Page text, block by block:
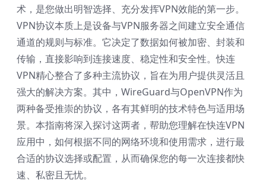
术，是您做出明智选择、充分发挥VPN效能的第一步。
VPN协议本质上是设备与VPN服务器之间建立安全通信
通道的规则与标准。它决定了数据如何被加密、封装和
传输，直接影响到连接速度、稳定性和安全性。快连
VPN精心整合了多种主流协议，旨在为用户提供灵活且
强大的解决方案。其中，WireGuard与OpenVPN作为
两种备受推崇的协议，各有其鲜明的技术特色与适用场
景。本指南将深入探讨这两者，帮助您理解在快连VPN
应用中，如何根据不同的网络环境和使用需求，进行最
合适的协议选择或配置，从而确保您的每一次连接都快
速、私密且无忧。